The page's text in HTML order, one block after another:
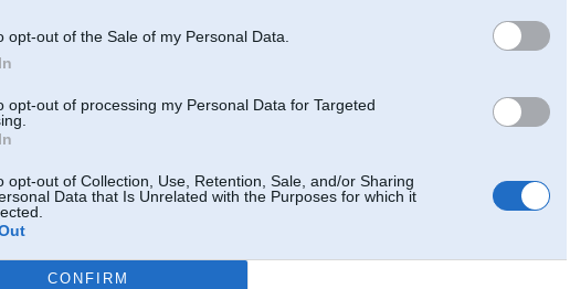
opt-out of the Sale of my Personal Data.
opt-out of processing my Personal Data for Targeted
opt-out of Collection, Use, Retention, Sale, and/or Sharing
Data that Is Unrelated with the Purposes for which it
CONFIRM
Gran
Чей Венесуэла?
Original BMW X5 Designer ROASTS The BMW XM!!